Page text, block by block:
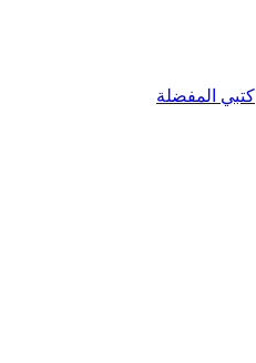
كتبي المفضلة